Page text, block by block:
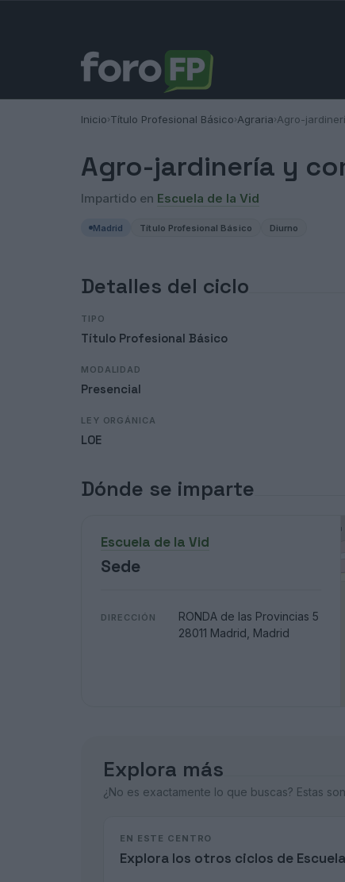
Inicio›Título Profesional Básico›Agraria›Agro-
Agro-jardinería y
Impartido en Escuela de la Vid
Madrid Título Profesional Básico Diurno
Detalles del ciclo
TIPO
Título Profesional Básico
MODALIDAD
Presencial
LEY ORGÁNICA
LOE
Dónde se imparte
Escuela de la Vid
Sede
DIRECCIÓN
RONDA de las Provincias 5
28011 Madrid, Madrid
Explora más
¿No es exactamente lo que buscas? Estas
EN ESTE CENTRO
Explora los otros ciclos de